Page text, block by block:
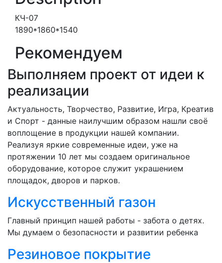
КЧ-07
1890*1860*1540
Рекомендуем
Выполняем проект от идеи к
реализации
Актуальность, Творчество, Развитие, Игра, Креатив
и Спорт - данные наилучшим образом нашли своё
воплощение в продукции нашей компании.
Реализуя яркие современные идеи, уже на
протяжении 10 лет мы создаем оригинальное
оборудование, которое служит украшением
площадок, дворов и парков.
Искусственный газон
Главный принцип нашей работы - забота о детях.
Мы думаем о безопасности и развитии ребенка
Резиновое покрытие